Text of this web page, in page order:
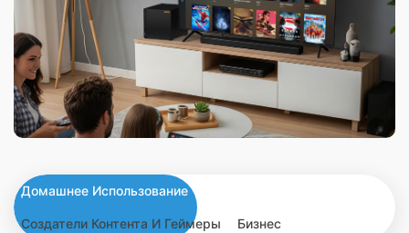
Домашнее Использование
Создатели Контента И Геймеры Бизнес